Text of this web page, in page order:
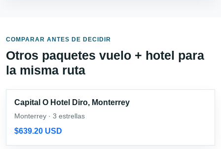
COMPARAR ANTES DE DECIDIR
Otros paquetes vuelo + hotel para
la misma ruta
Capital O Hotel Diro, Monterrey
Monterrey · 3 estrellas
$639.20 USD